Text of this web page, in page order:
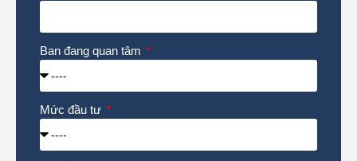
Ban đang quan tâm
Mức đầu tư